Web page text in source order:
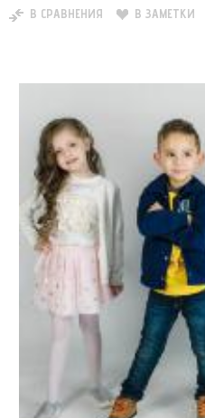
В СРАВНЕНИЯ В ЗАМЕТКИ